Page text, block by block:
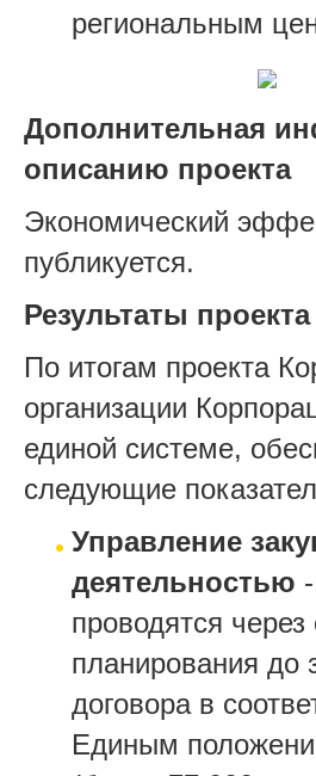
региональным
Дополнительная
описанию проекта
Экономический
публикуется.
Результаты проекта
По итогам проекта
организации
единой системе,
следующие
Управление
деятельностью
проводятся через
планирования до
договора в
Единым